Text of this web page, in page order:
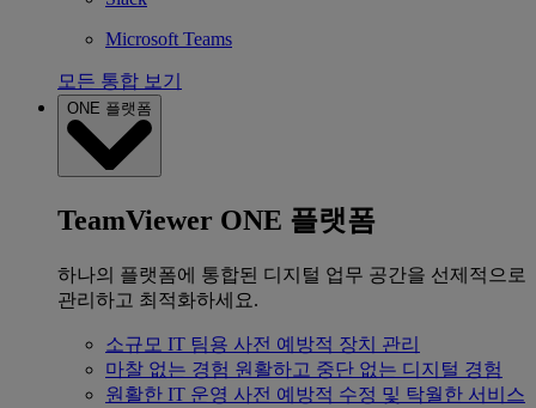
Microsoft Teams
모든 통합 보기
ONE 플랫폼
TeamViewer ONE 플랫폼
하나의 플랫폼에 통합된 디지털 업무 공간을 선제적으로
관리하고 최적화하세요.
소규모 IT 팀용 사전 예방적 장치 관리
마찰 없는 경험 원활하고 중단 없는 디지털 경험
원활한 IT 운영 사전 예방적 수정 및 탁월한 서비스